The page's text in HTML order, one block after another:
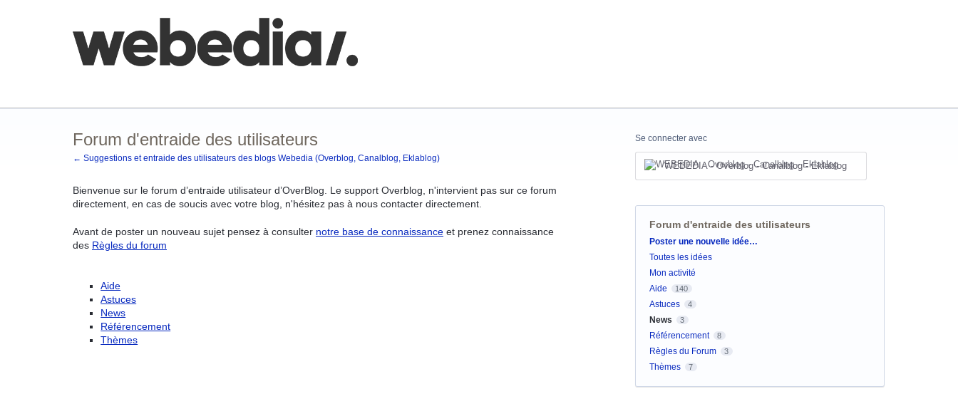
Forum d'entraide des utilisateurs
← Suggestions et entraide des utilisateurs des blogs Webedia (Overblog, Canalblog, Eklablog)
Bienvenue sur le forum d’entraide utilisateur d’OverBlog. Le support Overblog, n'intervient pas sur ce forum
directement, en cas de soucis avec votre blog, n'hésitez pas à nous contacter directement.
Avant de poster un nouveau sujet pensez à consulter notre base de connaissance et prenez connaissance
des Règles du forum
Aide
Astuces
News
Référencement
Thèmes
Se connecter avec
WEBEDIA - Overblog - Canalblog - Eklablog
Forum d'entraide des utilisateurs
Catégories
Poster une nouvelle idée…
Toutes les idées
Mon activité
Aide
140
Astuces 4
News 3
Référencement 8
Règles du Forum 3
Thèmes 7